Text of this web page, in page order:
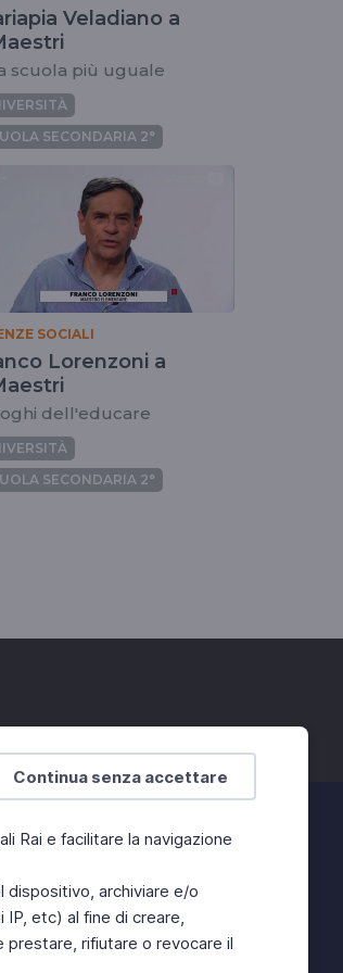
Continua senza accettare
Rai e facilitare la navigazione
dispositivo, archiviare e/o
etc) al fine di creare,
prestare, rifiutare o revocare il
Veladiano a
scuola più uguale
SECONDARIA 2°
SOCIALI
Lorenzoni a
dell'educare
SECONDARIA 2°